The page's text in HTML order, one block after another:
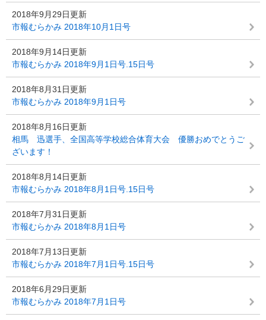
2018年9月29日更新
市報むらかみ 2018年10月1日号
2018年9月14日更新
市報むらかみ 2018年9月1日号.15日号
2018年8月31日更新
市報むらかみ 2018年9月1日号
2018年8月16日更新
相馬 迅選手、全国高等学校総合体育大会 優勝おめでとうご
ざいます！
2018年8月14日更新
市報むらかみ 2018年8月1日号.15日号
2018年7月31日更新
市報むらかみ 2018年8月1日号
2018年7月13日更新
市報むらかみ 2018年7月1日号.15日号
2018年6月29日更新
市報むらかみ 2018年7月1日号